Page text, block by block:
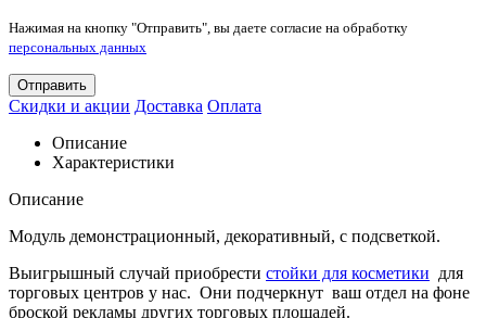
Нажимая на кнопку "Отправить", вы даете согласие на обработку
персональных данных
Отправить
Скидки и акции Доставка Оплата
Описание
Характеристики
Описание
Модуль демонстрационный, декоративный, с подсветкой.
Выигрышный случай приобрести стойки для косметики для
торговых центров у нас. Они подчеркнут ваш отдел на фоне
броской рекламы других торговых площадей.